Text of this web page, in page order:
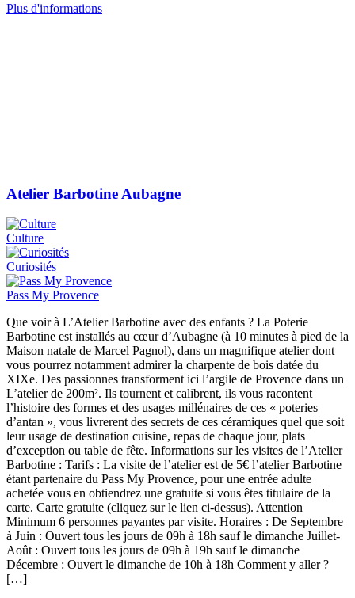
Plus d'informations
Atelier Barbotine Aubagne
Culture
Curiosités
Pass My Provence
Que voir à L’Atelier Barbotine avec des enfants ? La Poterie
Barbotine est installés au cœur d’Aubagne (à 10 minutes à pied de la
Maison natale de Marcel Pagnol), dans un magnifique atelier dont
vous pourrez notamment admirer la charpente de bois datée du
XIXe. Des passionnes transforment ici l’argile de Provence dans un
L’atelier de 200m². Ils tournent et calibrent, ils vous racontent
l’histoire des formes et des usages millénaires de ces « poteries
d’antan », vous livrerent des secrets de ces céramiques quel que soit
leur usage de destination cuisine, repas de chaque jour, plats
d’exception ou table de fête. Informations sur les visites de l’Atelier
Barbotine : Tarifs : La visite de l’atelier est de 5€ l’atelier Barbotine
étant partenaire du Pass My Provence, pour une entrée adulte
achetée vous en obtiendrez une gratuite si vous êtes titulaire de la
carte. Carte gratuite (cliquez sur le lien ci-dessus). Attention
Minimum 6 personnes payantes par visite. Horaires : De Septembre
à Juin : Ouvert tous les jours de 09h à 18h sauf le dimanche Juillet-
Août : Ouvert tous les jours de 09h à 19h sauf le dimanche
Décembre : Ouvert le dimanche de 10h à 18h Comment y aller ?
[…]